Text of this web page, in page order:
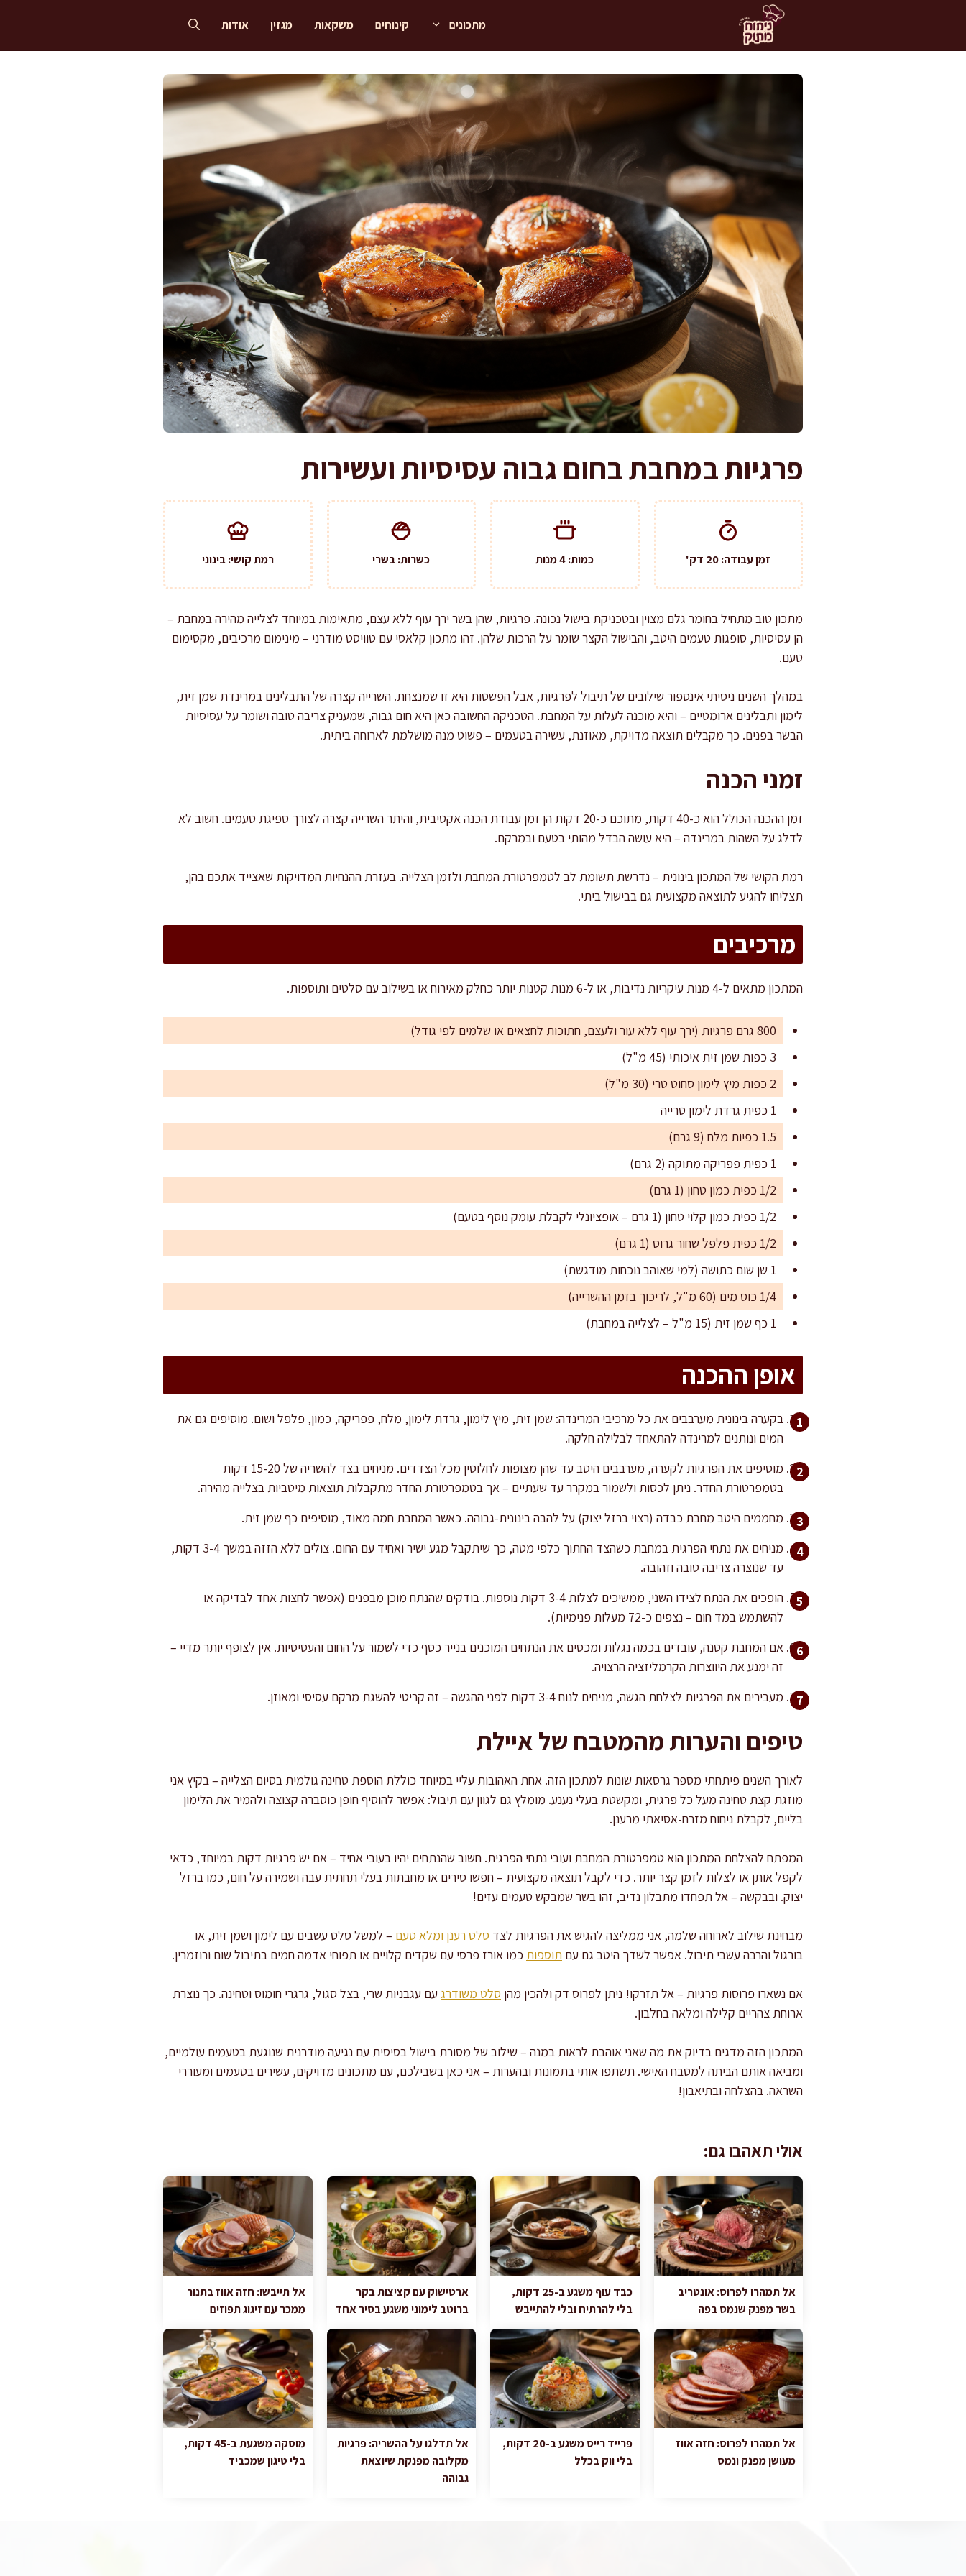
מתכונים קינוחים משקאות מגזין אודות
פרגיות במחבת בחום גבוה עסיסיות ועשירות
זמן עבודה: 20 דק' כמות: 4 מנות כשרות: בשרי רמת קושי: בינוני
מתכון טוב מתחיל בחומר גלם מצוין ובטכניקת בישול נכונה. פרגיות, שהן בשר ירך עוף ללא עצם, מתאימות במיוחד לצלייה מהירה במחבת –
הן עסיסיות, סופגות טעמים היטב, והבישול הקצר שומר על הרכות שלהן. זהו מתכון קלאסי עם טוויסט מודרני – מינימום מרכיבים, מקסימום
טעם.
במהלך השנים ניסיתי אינספור שילובים של תיבול לפרגיות, אבל הפשטות היא זו שמנצחת. השרייה קצרה של התבלינים במרינדת שמן זית,
לימון ותבלינים ארומטיים – והיא מוכנה לעלות על המחבת. הטכניקה החשובה כאן היא חום גבוה, שמעניק צריבה טובה ושומר על עסיסיות
הבשר בפנים. כך מקבלים תוצאה מדויקת, מאוזנת, עשירה בטעמים – פשוט מנה מושלמת לארוחה ביתית.
זמני הכנה
זמן ההכנה הכולל הוא כ-40 דקות, מתוכם כ-20 דקות הן זמן עבודת הכנה אקטיבית, והיתר השרייה קצרה לצורך ספיגת טעמים. חשוב לא
לדלג על השהות במרינדה – היא עושה הבדל מהותי בטעם ובמרקם.
רמת הקושי של המתכון בינונית – נדרשת תשומת לב לטמפרטורת המחבת ולזמן הצלייה. בעזרת ההנחיות המדויקות שאצייד אתכם בהן,
תצליחו להגיע לתוצאה מקצועית גם בבישול ביתי.
מרכיבים
המתכון מתאים ל-4 מנות עיקריות נדיבות, או ל-6 מנות קטנות יותר כחלק מאירוח או בשילוב עם סלטים ותוספות.
800 גרם פרגיות (ירך עוף ללא עור ולעצם, חתוכות לחצאים או שלמים לפי גודל)
3 כפות שמן זית איכותי (45 מ"ל)
2 כפות מיץ לימון סחוט טרי (30 מ"ל)
1 כפית גרדת לימון טרייה
1.5 כפיות מלח (9 גרם)
1 כפית פפריקה מתוקה (2 גרם)
1/2 כפית כמון טחון (1 גרם)
1/2 כפית כמון קלוי טחון (1 גרם – אופציונלי לקבלת עומק נוסף בטעם)
1/2 כפית פלפל שחור גרוס (1 גרם)
1 שן שום כתושה (למי שאוהב נוכחות מודגשת)
1/4 כוס מים (60 מ"ל, לריכוך בזמן ההשרייה)
1 כף שמן זית (15 מ"ל – לצלייה במחבת)
אופן ההכנה
בקערה בינונית מערבבים את כל מרכיבי המרינדה: שמן זית, מיץ לימון, גרדת לימון, מלח, פפריקה, כמון, פלפל ושום. מוסיפים גם את
המים ונותנים למרינדה להתאחד לבלילה חלקה.
מוסיפים את הפרגיות לקערה, מערבבים היטב עד שהן מצופות לחלוטין מכל הצדדים. מניחים בצד להשריה של 15-20 דקות
בטמפרטורת החדר. ניתן לכסות ולשמור במקרר עד שעתיים – אך בטמפרטורת החדר מתקבלות תוצאות מיטביות בצלייה מהירה.
מחממים היטב מחבת כבדה (רצוי ברזל יצוק) על להבה בינונית-גבוהה. כאשר המחבת חמה מאוד, מוסיפים כף שמן זית.
מניחים את נתחי הפרגית במחבת כשהצד החתוך כלפי מטה, כך שיתקבל מגע ישיר ואחיד עם החום. צולים ללא הזזה במשך 3-4 דקות,
עד שנוצרה צריבה טובה וזהובה.
הופכים את הנתח לצידו השני, ממשיכים לצלות 3-4 דקות נוספות. בודקים שהנתח מוכן מבפנים (אפשר לחצות אחד לבדיקה או
להשתמש במד חום – נצפים כ-72 מעלות פנימיות).
אם המחבת קטנה, עובדים בכמה נגלות ומכסים את הנתחים המוכנים בנייר כסף כדי לשמור על החום והעסיסיות. אין לצופף יותר מדיי –
זה ימנע את היווצרות הקרמליזציה הרצויה.
מעבירים את הפרגיות לצלחת הגשה, מניחים לנוח 3-4 דקות לפני ההגשה – זה קריטי להשגת מרקם עסיסי ומאוזן.
טיפים והערות מהמטבח של איילת
לאורך השנים פיתחתי מספר גרסאות שונות למתכון הזה. אחת האהובות עליי במיוחד כוללת הוספת טחינה גולמית בסיום הצלייה – בקיץ אני
מוזגת קצת טחינה מעל כל פרגית, ומקשטת בעלי נענע. מומלץ גם לגוון עם תיבול: אפשר להוסיף חופן כוסברה קצוצה ולהמיר את הלימון
בליים, לקבלת ניחוח מזרח-אסיאתי מרענן.
המפתח להצלחת המתכון הוא טמפרטורת המחבת ועובי נתחי הפרגית. חשוב שהנתחים יהיו בעובי אחיד – אם יש פרגיות דקות במיוחד, כדאי
לקפל אותן או לצלות לזמן קצר יותר. כדי לקבל תוצאה מקצועית – חפשו סירים או מחבתות בעלי תחתית עבה ושמירה על חום, כמו ברזל
יצוק. ובבקשה – אל תפחדו מתבלון נדיב, זהו בשר שמבקש טעמים עזים!
מבחינת שילוב לארוחה שלמה, אני ממליצה להגיש את הפרגיות לצד סלט רענן ומלא טעם – למשל סלט עשבים עם לימון ושמן זית, או
בורגול והרבה עשבי תיבול. אפשר לשדך היטב גם עם תוספות כמו אורז פרסי עם שקדים קלויים או תפוחי אדמה חמים בתיבול שום ורוזמרין.
אם נשארו פרוסות פרגיות – אל תזרקו! ניתן לפרוס דק ולהכין מהן סלט משודרג עם עגבניות שרי, בצל סגול, גרגרי חומוס וטחינה. כך נוצרת
ארוחת צהריים קלילה ומלאה בחלבון.
המתכון הזה מדגים בדיוק את מה שאני אוהבת לראות במנה – שילוב של מסורת בישול בסיסית עם נגיעה מודרנית שנוגעת בטעמים עולמיים,
ומביאה אותם הביתה למטבח האישי. תשתפו אותי בתמונות ובהערות – אני כאן בשבילכם, עם מתכונים מדויקים, עשירים בטעמים ומעוררי
השראה. בהצלחה ובתיאבון!
אולי תאהבו גם:
אל תמהרו לפרוס: אונטריב
בשר מפנק שנמס בפה
כבד עוף משגע ב-25 דקות,
בלי להרתיח ובלי להתייבש
ארטישוק עם קציצות בקר
ברוטב לימוני משגע בסיר אחד
אל תייבשו: חזה אווז בתנור
ממכר עם זיגוג תפוזים
אל תמהרו לפרוס: חזה אווז
מעושן מפנק ונמס
פרייד רייס משגע ב-20 דקות,
בלי ווק בכלל
אל תדלגו על ההשריה: פרגיות
מקלובה מפנקת שיוצאת
גבוהה
מוסקה משגעת ב-45 דקות,
בלי טיגון שמכביד